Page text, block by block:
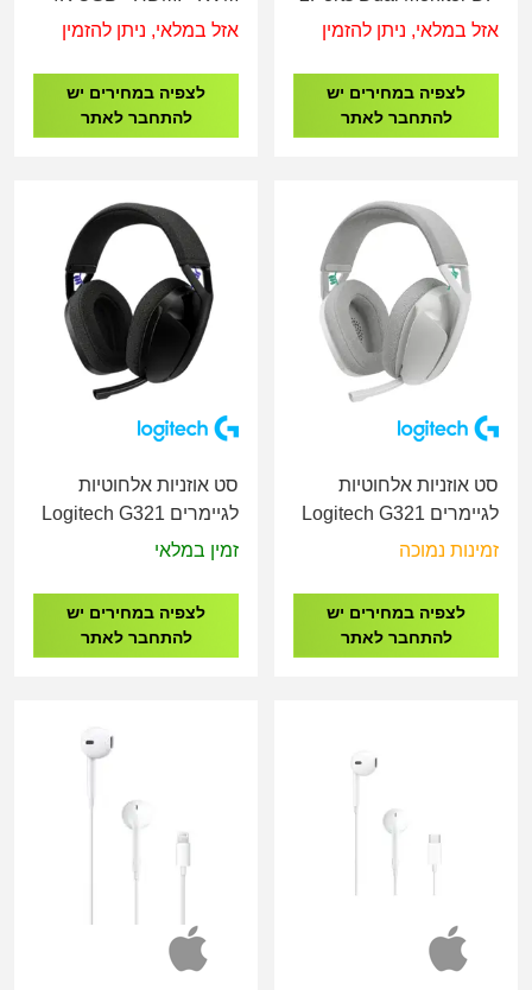
+ HDMI2.0 w/Cable
אזל במלאי, ניתן להזמין
לצפיה במחירים יש
להתחבר לאתר
CS22H
אזל במלאי, ניתן להזמין
לצפיה במחירים יש
להתחבר לאתר
סט אוזניות ‏אלחוטיות
לגיימרים Logitech G321
LIGHTSPEED Wireless
זמינות נמוכה
לצפיה במחירים יש
להתחבר לאתר
סט אוזניות ‏אלחוטיות
לגיימרים Logitech G321
LIGHTSPEED Wireless
זמין במלאי
לצפיה במחירים יש
להתחבר לאתר